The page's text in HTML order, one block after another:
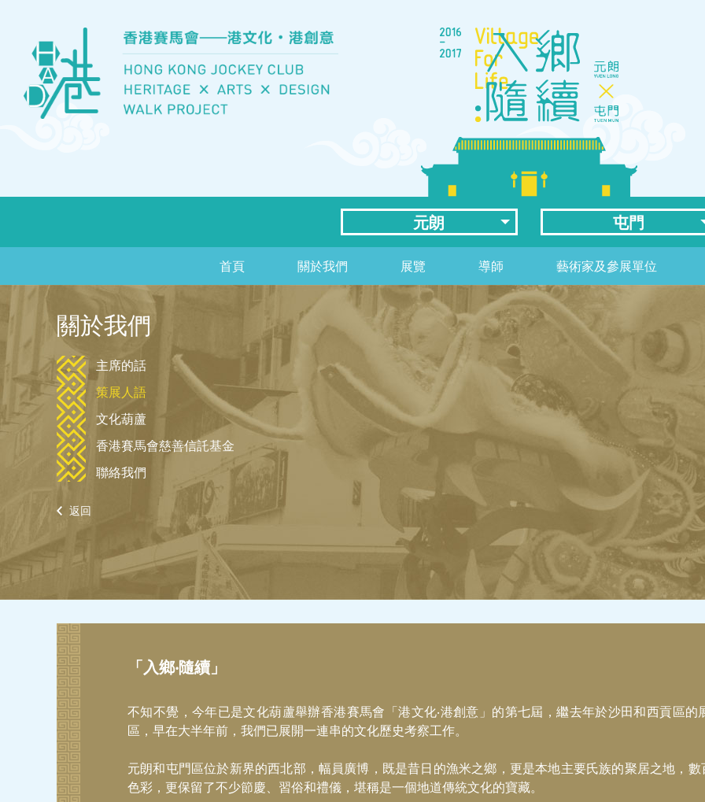
元朗 屯門
首頁 關於我們 展覽 導師 藝術家及參展單位
關於我們
主席的話
策展人語
文化葫蘆
香港賽馬會慈善信託基金
聯絡我們
返回
「入鄉‧隨續」
不知不覺，今年已是文化葫蘆舉辦香港賽馬會「港文化‧港創意」的第七屆，繼去年於沙田和西貢區
區，早在大半年前，我們已展開一連串的文化歷史考察工作。
元朗和屯門區位於新界的西北部，幅員廣博，既是昔日的漁米之鄉，更是本地主要氏族的聚居之地，
色彩，更保留了不少節慶、習俗和禮儀，堪稱是一個地道傳統文化的寶藏。